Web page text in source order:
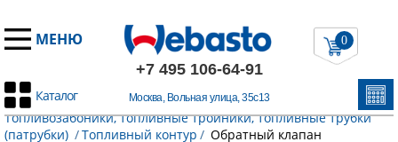
МЕНЮ
+7 495 106-64-91
Москва, Вольная улица, 35с13
Каталог
0
Главная / Запчасти Эберспехер/ Топливный контур.
Топливозабоники, топливные тройники, топливные трубки
(патрубки) /Топливный контур / Обратный клапан